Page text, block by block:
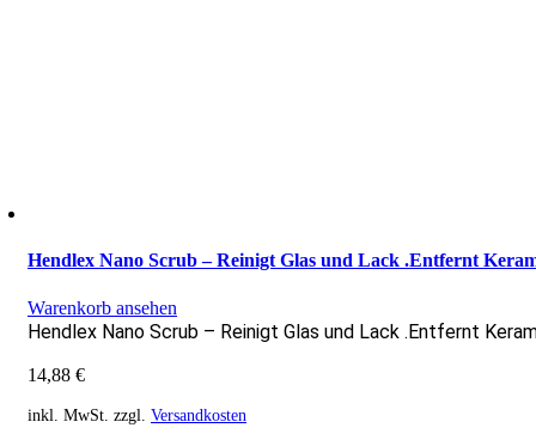
Hendlex Nano Scrub – Reinigt Glas und Lack .Entfernt
Warenkorb ansehen
Hendlex Nano Scrub – Reinigt Glas und Lack .Entfernt
14,88 €
inkl. MwSt. zzgl. Versandkosten